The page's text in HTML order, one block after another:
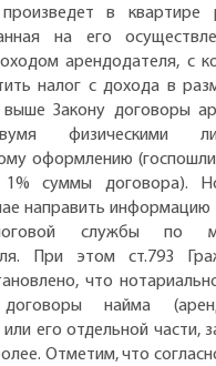
в квартире
на его
арендодателя, с
налог с дохода в
выше Закону договоры
физическими
оформлению
1% суммы договора).
направить информацию
службы по
При этом ст.793
что
найма
его отдельной части,
Отметим, что